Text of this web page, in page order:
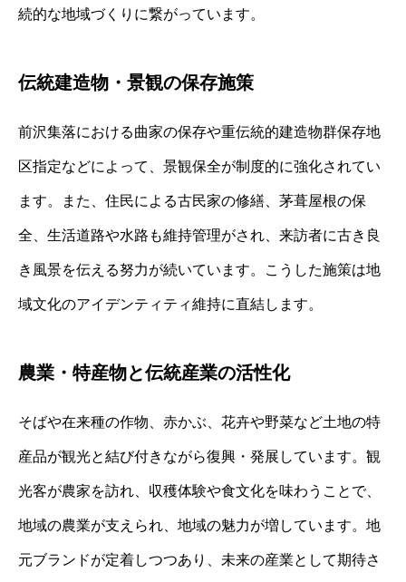
続的な地域づくりに繋がっています。
伝統建造物・景観の保存施策
前沢集落における曲家の保存や重伝統的建造物群保存地
区指定などによって、景観保全が制度的に強化されてい
ます。また、住民による古民家の修繕、茅葺屋根の保
全、生活道路や水路も維持管理がされ、来訪者に古き良
き風景を伝える努力が続いています。こうした施策は地
域文化のアイデンティティ維持に直結します。
農業・特産物と伝統産業の活性化
そばや在来種の作物、赤かぶ、花卉や野菜など土地の特
産品が観光と結び付きながら復興・発展しています。観
光客が農家を訪れ、収穫体験や食文化を味わうことで、
地域の農業が支えられ、地域の魅力が増しています。地
元ブランドが定着しつつあり、未来の産業として期待さ